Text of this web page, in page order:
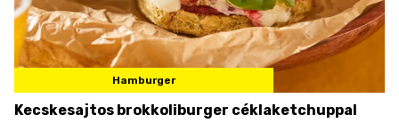
Hamburger
Kecskesajtos brokkoliburger céklaketchuppal